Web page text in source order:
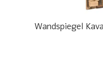
Wandspiegel